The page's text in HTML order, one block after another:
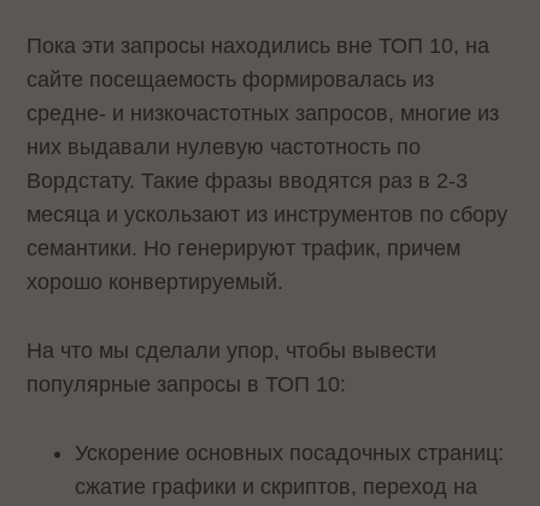
Пока эти запросы находились вне ТОП 10, на
сайте посещаемость формировалась из
средне- и низкочастотных запросов, многие из
них выдавали нулевую частотность по
Вордстату. Такие фразы вводятся раз в 2-3
месяца и ускользают из инструментов по сбору
семантики. Но генерируют трафик, причем
хорошо конвертируемый.
На что мы сделали упор, чтобы вывести
популярные запросы в ТОП 10:
Ускорение основных посадочных страниц:
сжатие графики и скриптов, переход на